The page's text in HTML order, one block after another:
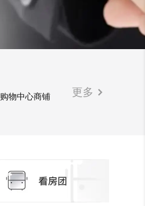
购物中心商铺 更多